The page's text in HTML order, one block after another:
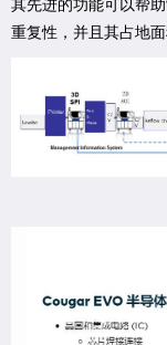
其先进的功能可以帮
重复性，并且其占地面